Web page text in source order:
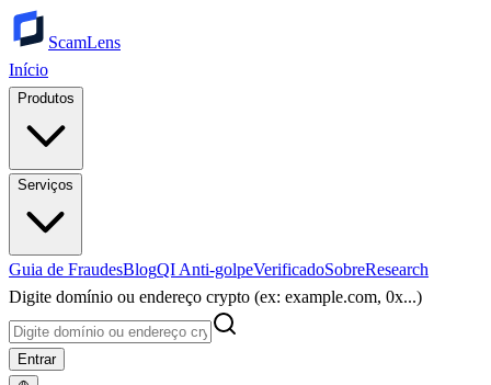
ScamLens
Início
Produtos
Serviços
Guia de FraudesBlogQI Anti-golpeVerificadoSobreResearch
Digite domínio ou endereço crypto (ex: example.com, 0x...)
Entrar